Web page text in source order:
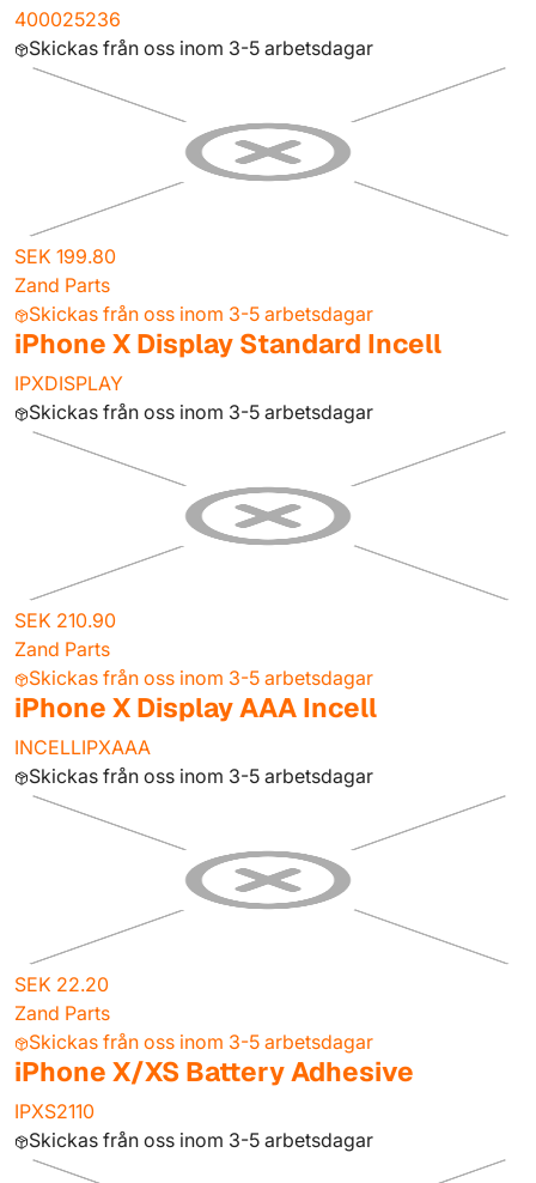
400025236
Skickas från oss inom 3-5 arbetsdagar
SEK 199.80
Zand Parts
Skickas från oss inom 3-5 arbetsdagar
iPhone X Display Standard Incell
IPXDISPLAY
Skickas från oss inom 3-5 arbetsdagar
SEK 210.90
Zand Parts
Skickas från oss inom 3-5 arbetsdagar
iPhone X Display AAA Incell
INCELLIPXAAA
Skickas från oss inom 3-5 arbetsdagar
SEK 22.20
Zand Parts
Skickas från oss inom 3-5 arbetsdagar
iPhone X/XS Battery Adhesive
IPXS2110
Skickas från oss inom 3-5 arbetsdagar